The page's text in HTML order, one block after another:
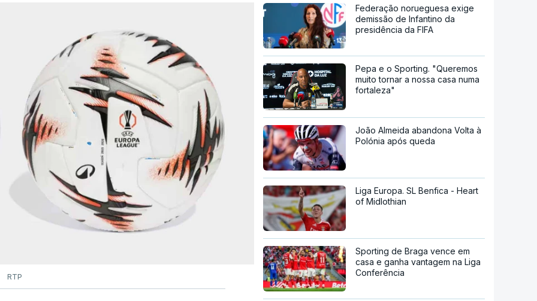
RTP
Federação norueguesa exige
demissão de Infantino da
presidência da FIFA
Pepa e o Sporting. "Queremos
muito tornar a nossa casa numa
fortaleza"
João Almeida abandona Volta à
Polónia após queda
Liga Europa. SL Benfica - Heart
of Midlothian
Sporting de Braga vence em
casa e ganha vantagem na Liga
Conferência